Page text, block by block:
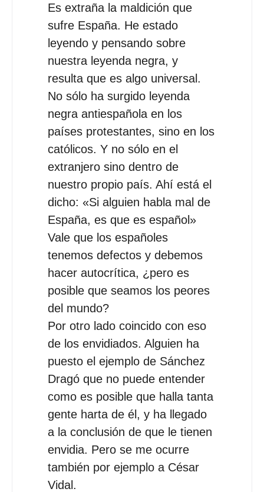
Es extraña la maldición que
sufre España. He estado
leyendo y pensando sobre
nuestra leyenda negra, y
resulta que es algo universal.
No sólo ha surgido leyenda
negra antiespañola en los
países protestantes, sino en los
católicos. Y no sólo en el
extranjero sino dentro de
nuestro propio país. Ahí está el
dicho: «Si alguien habla mal de
España, es que es español»
Vale que los españoles
tenemos defectos y debemos
hacer autocrítica, ¿pero es
posible que seamos los peores
del mundo?
Por otro lado coincido con eso
de los envidiados. Alguien ha
puesto el ejemplo de Sánchez
Dragó que no puede entender
como es posible que halla tanta
gente harta de él, y ha llegado
a la conclusión de que le tienen
envidia. Pero se me ocurre
también por ejemplo a César
Vidal.